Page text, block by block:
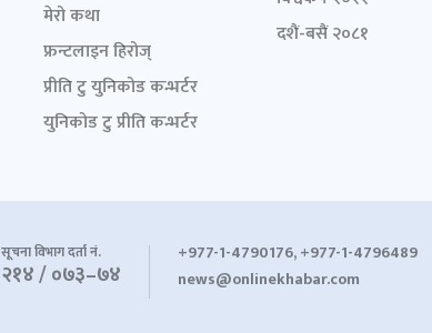
मेरो कथा
फ्रन्टलाइन हिरोज्
प्रीति टु युनिकोड कन्भर्टर
युनिकोड टु प्रीति कन्भर्टर
दशैं-बसैं २०८१
सूचना विभाग दर्ता नं.
२१४ / ०७३–७४
+977-1-4790176, +977-1-4796489
news@onlinekhabar.com